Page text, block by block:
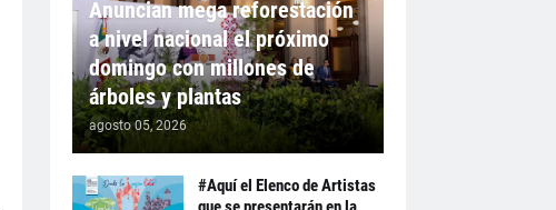
Anuncian mega reforestación
a nivel nacional el próximo
domingo con millones de
árboles y plantas
agosto 05, 2026
#Aquí el Elenco de Artistas